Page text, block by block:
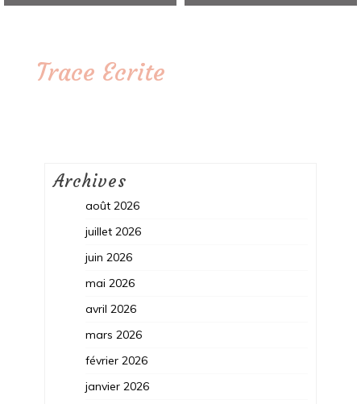
Trace Ecrite
Archives
août 2026
juillet 2026
juin 2026
mai 2026
avril 2026
mars 2026
février 2026
janvier 2026